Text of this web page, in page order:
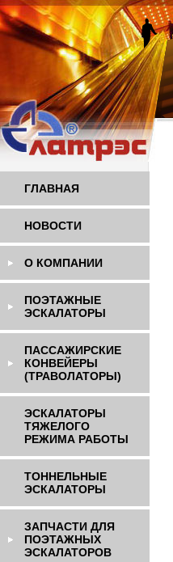
ГЛАВНАЯ
НОВОСТИ
О КОМПАНИИ
ПОЭТАЖНЫЕ
ЭСКАЛАТОРЫ
ПАССАЖИРСКИЕ
КОНВЕЙЕРЫ
(ТРАВОЛАТОРЫ)
ЭСКАЛАТОРЫ
ТЯЖЕЛОГО
РЕЖИМА РАБОТЫ
ТОННЕЛЬНЫЕ
ЭСКАЛАТОРЫ
ЗАПЧАСТИ ДЛЯ
ПОЭТАЖНЫХ
ЭСКАЛАТОРОВ